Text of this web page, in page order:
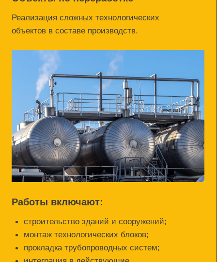
административные здания;
базы, склады, ангары;
жилые помещения для персонала;
общественные и производственные здания.
трубопроводы и станции, но и
объекты, которые обеспечивают
инфраструктуру:
Строим «под ключ»
От земляных работ до отделки и
реализуя всё необходимое для